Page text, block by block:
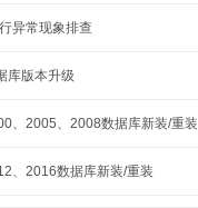
异常现象排查
库版本升级
、2005、2008数据库新装/重装
、2016数据库新装/重装